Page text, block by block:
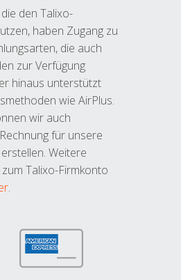
den Talixo-
haben Zugang zu
die auch
zur Verfügung
hinaus unterstützt
wie AirPlus.
wir auch
für unsere
Weitere
Talixo-Firmkonto
.